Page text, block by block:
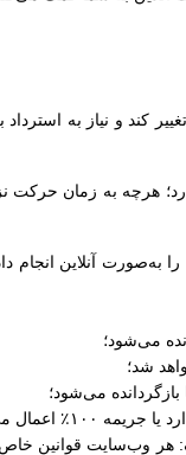
کند و نیاز به
هرچه به زمان حرکت
را به‌صورت آنلاین
قوانین خاص